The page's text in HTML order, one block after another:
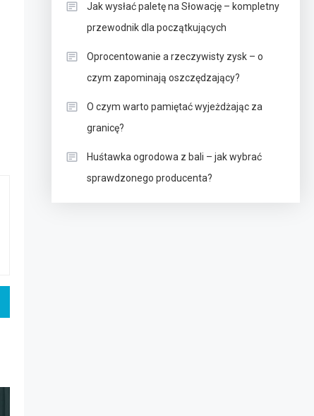
Jak wysłać paletę na Słowację – kompletny
przewodnik dla początkujących
Oprocentowanie a rzeczywisty zysk – o
czym zapominają oszczędzający?
O czym warto pamiętać wyjeżdżając za
granicę?
Huśtawka ogrodowa z bali – jak wybrać
sprawdzonego producenta?